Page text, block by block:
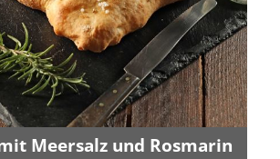
Meersalz und Rosmarin